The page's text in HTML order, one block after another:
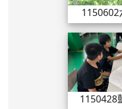
1150602
1150428